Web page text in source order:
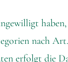
nach
erfolgt die